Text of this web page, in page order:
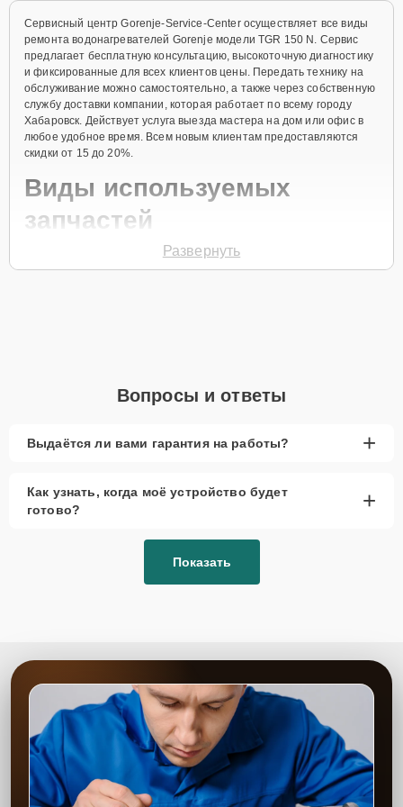
Сервисный центр Gorenje-Service-Center осуществляет все виды
ремонта водонагревателей Gorenje модели TGR 150 N. Сервис
предлагает бесплатную консультацию, высокоточную диагностику
и фиксированные для всех клиентов цены. Передать технику на
обслуживание можно самостоятельно, а также через собственную
службу доставки компании, которая работает по всему городу
Хабаровск. Действует услуга выезда мастера на дом или офис в
любое удобное время. Всем новым клиентам предоставляются
скидки от 15 до 20%.
Виды используемых
запчастей
Для ремонта водонагревателя модели TGR 150 N предлагаются
активное использование устройства дольше
запчастей.
рассмотреть вариант с использованием
качественного аналога брендовой детали.
высококачественные запчасти, будь это 100% оригинал, или
надежные аналоги проверенных и зарекомендовавших себя
Позвонить по телефону горячей линии или
запросить обратный звонок через Форму заявки
для быстрого уточнения деталей.
Привезти устройство в ближайший центр или
передать аппарат курьеру службы доставки,
дождаться результатов диагностики и принять
Развернуть
Вопросы и ответы
Выдаётся ли вами гарантия на работы? +
Как узнать, когда моё устройство будет
готово?
+
Показать